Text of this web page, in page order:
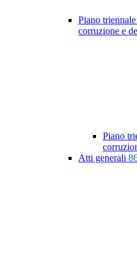
Piano
corruzione e
Piano
Atti generali